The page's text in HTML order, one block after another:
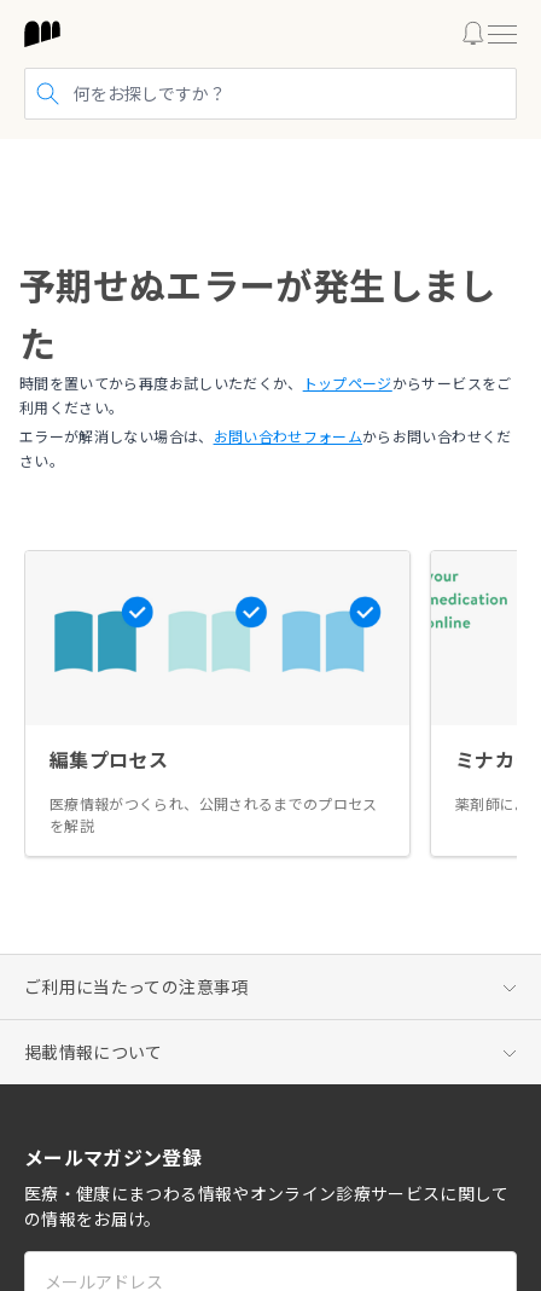
検索する
予期せぬエラーが発生しまし
た
時間を置いてから再度お試しいただくか、 トップページからサービスをご
利用ください。
エラーが解消しない場合は、 お問い合わせフォームからお問い合わせくだ
さい。
編集プロセス
医療情報がつくられ、公開されるまでのプロセス
を解説
ミナカ
薬剤師によ
ご利用に当たっての注意事項
掲載情報について
メールマガジン登録
医療・健康にまつわる情報やオンライン診療サービスに関して
の情報をお届け。